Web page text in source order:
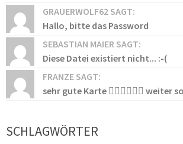
GRAUERWOLF62 SAGT:
Hallo, bitte das Password
SEBASTIAN MAIER SAGT:
Diese Datei existiert nicht... :-(
FRANZE SAGT:
sehr gute Karte 👍🏻👍🏻👍🏻 weiter
SCHLAGWÖRTER